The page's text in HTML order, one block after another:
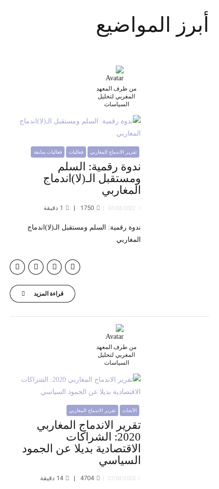
أبرز المواضيع
من طرف المعهد
المغربي لتحليل
السياسات
تقرير الاندماج المغاربي فعاليات فعاليات سابقة
ندوة رقمية: السلم
ومستقبل الـ(لا)اندماج
المغاربي
07/03/2022
1750
1 دقيقة
ندوة رقمية: السلم ومستقبل الـ(لا)اندماج
المغاربي
قراءة المزيد
من طرف المعهد
المغربي لتحليل
السياسات
الأبحاث تقرير الاندماج المغاربي
تقرير الاندماج المغاربي
2020: الشراكات
الاقتصادية بديلا عن الجمود
السياسي
27/03/2020
4704
14 دقيقة